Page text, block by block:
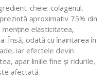
cheie: colagenul.
aproximativ 75% din
menține elasticitatea,
Însă, odată cu înaintarea în
iar efectele devin
apar liniile fine și ridurile,
afectată.